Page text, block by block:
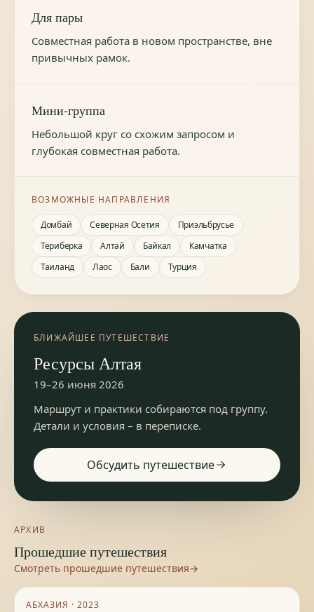
Для пары
Совместная работа в новом пространстве, вне
привычных рамок.
Мини-группа
Небольшой круг со схожим запросом и
глубокая совместная работа.
ВОЗМОЖНЫЕ НАПРАВЛЕНИЯ
Домбай Северная Осетия
Приэльбрусье
Териберка
Алтай Байкал
Камчатка
Таиланд
Лаос Бали Турция
БЛИЖАЙШЕЕ ПУТЕШЕСТВИЕ
Ресурсы Алтая
19–26 июня 2026
Маршрут и практики собираются под группу.
Детали и условия – в переписке.
Обсудить путешествие
АРХИВ
Прошедшие путешествия
Смотреть прошедшие путешествия→
АБХАЗИЯ · 2023